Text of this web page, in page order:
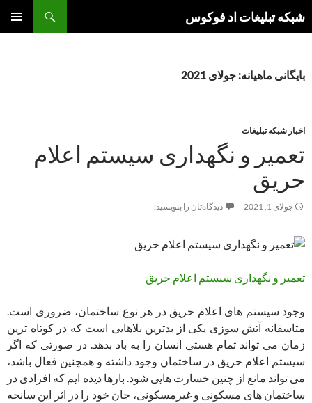
شبکه تبلیغات اد فوکوس
بایگانی ماهیانه: جولای 2021
اخبار شبکه تبلیغات
تعمیر و نگهداری سیستم اعلام
حریق
جولای 1, 2021 دیدگاه‌تان را بنویسید:
تعمیر و نگهداری سیستم اعلام حریق
وجود سیستم های اعلام حریق در هر نوع ساختمان، ضروری است.
متاسفانه آتش سوزی یکی از بدترین بلاهایی است که در کوتاه ترین
زمان می تواند تمام هستی انسان را به باد بدهد. در صورتی که اگر
سیستم اعلام حریق در ساختمان وجود داشته و همچنین فعال باشد،
می تواند مانع از چنین خسارت هایی شود. بارها دیده ایم که افرادی در
ساختمان های مسکونی و غیرمسکونی، جان خود را در اثر این سانحه